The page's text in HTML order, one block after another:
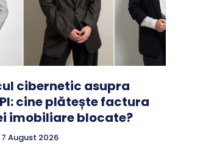
cibernetic asupra
cine plătește factura
imobiliare blocate?
7 August 2026